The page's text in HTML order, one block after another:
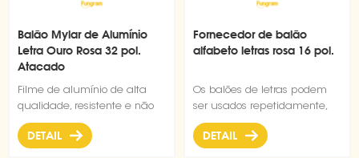
Balão Mylar de Alumínio
Letra Ouro Rosa 32 pol.
Atacado
Filme de alumínio de alta
qualidade, resistente e não
fácil de estourar, alfabeto A-Z
disponível, dificilmente pode
DETAIL
Fornecedor de balão
alfabeto letras rosa 16 pol.
Os balões de letras podem
ser usados repetidamente,
sem nó extra, válvula
autovedante, inflação e
DETAIL